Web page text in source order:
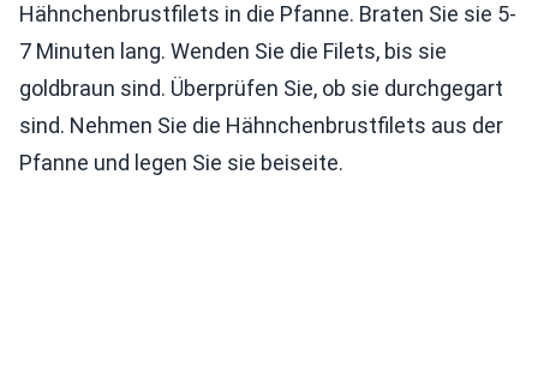
Hähnchenbrustfilets in die Pfanne. Braten Sie sie 5-
7 Minuten lang. Wenden Sie die Filets, bis sie
goldbraun sind. Überprüfen Sie, ob sie durchgegart
sind. Nehmen Sie die Hähnchenbrustfilets aus der
Pfanne und legen Sie sie beiseite.